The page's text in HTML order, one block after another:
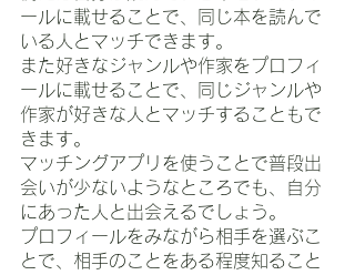
ールに載せることで、同じ本を読んで
いる人とマッチできます。
また好きなジャンルや作家をプロフィ
ールに載せることで、同じジャンルや
作家が好きな人とマッチすることもで
きます。
マッチングアプリを使うことで普段出
会いが少ないようなところでも、自分
にあった人と出会えるでしょう。
プロフィールをみながら相手を選ぶこ
とで、相手のことをある程度知ること